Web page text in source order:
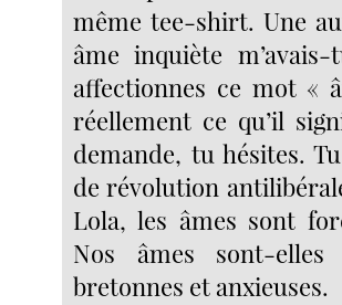
même tee-shirt. Une
âme inquiète
affectionnes ce mot «
réellement ce qu’il
demande, tu hésites.
de révolution
Lola, les âmes sont
Nos âmes sont-
bretonnes et anxieuses.